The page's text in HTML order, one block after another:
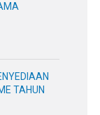
TAHUN